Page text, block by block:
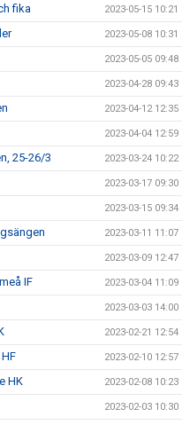
fika 2023-05-15 10:21
2023-05-08 10:31
2023-05-05 09:48
2023-04-28 09:43
2023-04-12 12:35
2023-04-04 12:59
25-26/3 2023-03-24 10:22
2023-03-17 09:30
2023-03-15 09:34
2023-03-11 11:07
2023-03-09 12:47
IF 2023-03-04 11:09
2023-03-03 14:00
2023-02-21 12:54
2023-02-10 12:57
HK 2023-02-08 10:23
2023-02-03 10:30